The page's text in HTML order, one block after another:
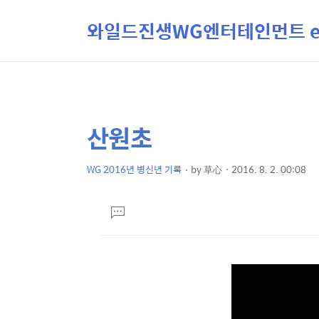
와일드진생WG엔터테인먼
상
세
컨
본
문
제
산원초
WG 2016년 병신년 기록 by草心 2016. 8. 2. 00:08
댓
글